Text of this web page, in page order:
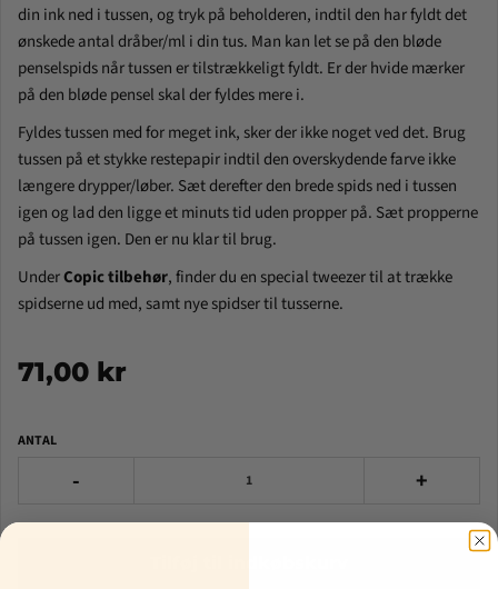
din ink ned i tussen, og tryk på beholderen, indtil den har fyldt det
ønskede antal dråber/ml i din tus. Man kan let se på den bløde
penselspids når tussen er tilstrækkeligt fyldt. Er der hvide mærker
på den bløde pensel skal der fyldes mere i.
Fyldes tussen med for meget ink, sker der ikke noget ved det. Brug
tussen på et stykke restepapir indtil den overskydende farve ikke
længere drypper/løber. Sæt derefter den brede spids ned i tussen
igen og lad den ligge et minuts tid uden propper på. Sæt propperne
på tussen igen. Den er nu klar til brug.
UnderCopic tilbehør, finder du en special tweezer til at trække
spidserne ud med, samt nye spidser til tusserne.
71,00 kr
ANTAL
- +